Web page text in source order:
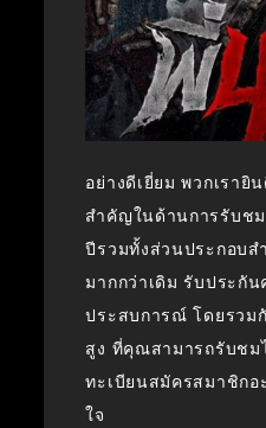
อย่างดีเยี่ยม พวกเรายิ
สำคัญในด้านการรับชม
ปีรวมทั้งส่วนประกอบ
มากกว่าเดิม รับประกั
ประสบการณ์ โดยรวม
สูง ที่คุณสามารถรับชม
ทะเบียนสมัครสมาชิกอ
ใจ